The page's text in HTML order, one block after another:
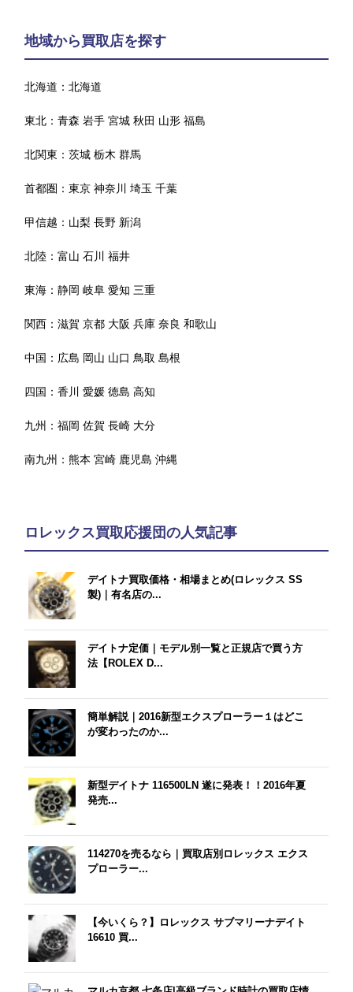
地域から買取店を探す
北海道：北海道
東北：青森 岩手 宮城 秋田 山形 福島
北関東：茨城 栃木 群馬
首都圏：東京 神奈川 埼玉 千葉
甲信越： 山梨 長野 新潟
北陸：富山 石川 福井
東海：静岡 岐阜 愛知 三重
関西：滋賀 京都 大阪 兵庫 奈良 和歌山
中国： 広島 岡山 山口 鳥取 島根
四国：香川 愛媛 徳島 高知
九州：福岡 佐賀 長崎 大分
南九州：熊本 宮崎 鹿児島 沖縄
ロレックス買取応援団の人気記事
デイトナ買取価格・相場まとめ(ロレックス SS
製)｜有名店の...
デイトナ定価｜モデル別一覧と正規店で買う方
法【ROLEX D...
簡単解説｜2016新型エクスプローラー１はどこ
が変わったのか...
新型デイトナ 116500LN 遂に発表！！2016年夏
発売...
114270を売るなら｜買取店別ロレックス エクス
プローラー...
【今いくら？】ロレックス サブマリーナデイト
16610 買...